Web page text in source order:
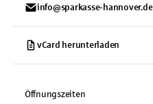
info@sparkasse-hannover.de
vCard herunterladen
Öffnungszeiten